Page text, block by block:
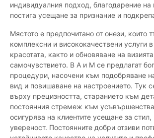
индивидуалния подход, благодарение на
постига усещане за признание и
Мястото е предпочитано от онези, които
комплексни и висококачествени услуги
красотата, както и обновяване на
самочувствието. В А и М се предлагат
процедури, насочени към подобряване
вид и повишаване на настроението. Тук
върху прецизността, старанието към
постоянния стремеж към
осигурява на клиентите усещане за стил,
увереност. Постоянните добри отзиви